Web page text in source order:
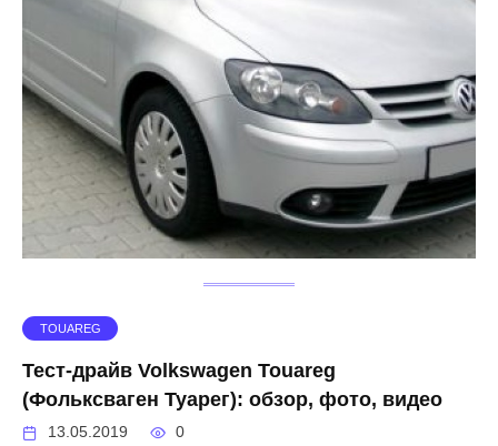
TOUAREG
Тест-драйв Volkswagen Touareg
(Фольксваген Туарег): обзор, фото, видео
13.05.2019 0